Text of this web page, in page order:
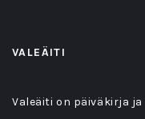
VALEÄITI
Valeäiti on päiväkirja